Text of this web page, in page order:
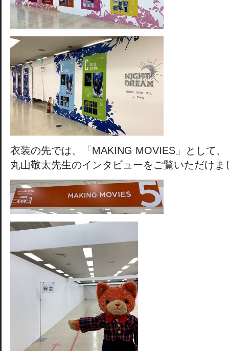
衣装の先では、「MAKING MOVIES」として、
丸山敬太先生のインタビューをご覧いただけま